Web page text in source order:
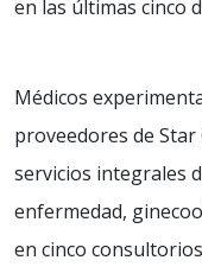
en las últimas cinco
Médicos
proveedores de
servicios integrales
enfermedad,
en cinco